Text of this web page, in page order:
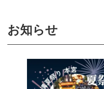
お知らせ